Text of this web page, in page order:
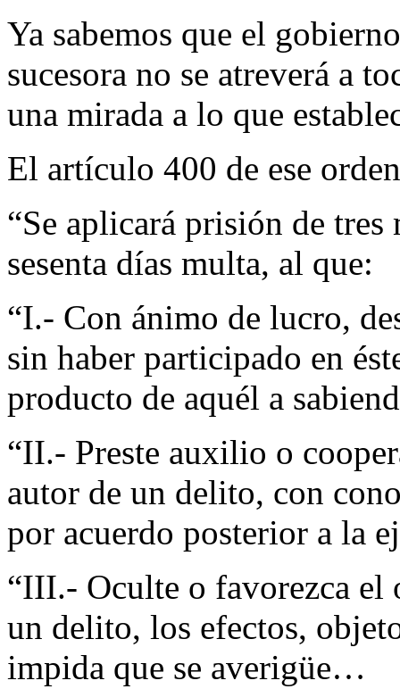
Ya sabemos que el
sucesora no se atreverá a
una mirada a lo que
El artículo 400 de ese
“Se aplicará prisión de tres
sesenta días multa, al que:
“I.- Con ánimo de lucro,
sin haber participado en
producto de aquél a
“II.- Preste auxilio o
autor de un delito, con
por acuerdo posterior a la
“III.- Oculte o favorezca el
un delito, los efectos,
impida que se averigüe…